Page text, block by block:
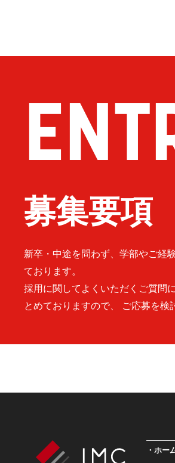
募集要項
新卒・中途を問わず、学部やご経
ております。
採用に関してよくいただくご質問
とめておりますので、 ご応募を検
ホー